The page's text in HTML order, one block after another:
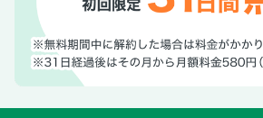
38国分寺・西国分寺
奥付